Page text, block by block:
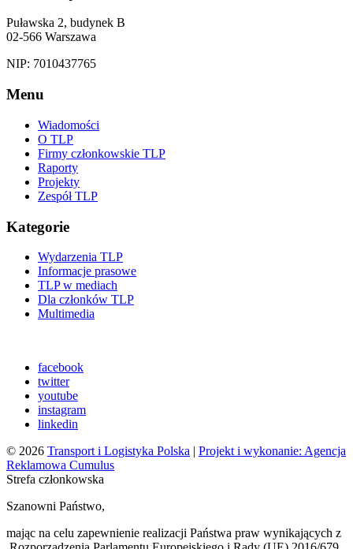
Puławska 2, budynek B
02-566 Warszawa
NIP: 7010437765
Menu
Wiadomości
O TLP
Firmy członkowskie TLP
Raporty
Projekty
Zespół TLP
Kategorie
Wydarzenia TLP
Informacje prasowe
TLP w mediach
Dla członków TLP
Multimedia
facebook
twitter
youtube
instagram
linkedin
© 2026 Transport i Logistyka Polska | Projekt i wykonanie: Agencja
Reklamowa Cumulus
Strefa członkowska
Szanowni Państwo,
mając na celu zapewnienie realizacji Państwa praw wynikających z